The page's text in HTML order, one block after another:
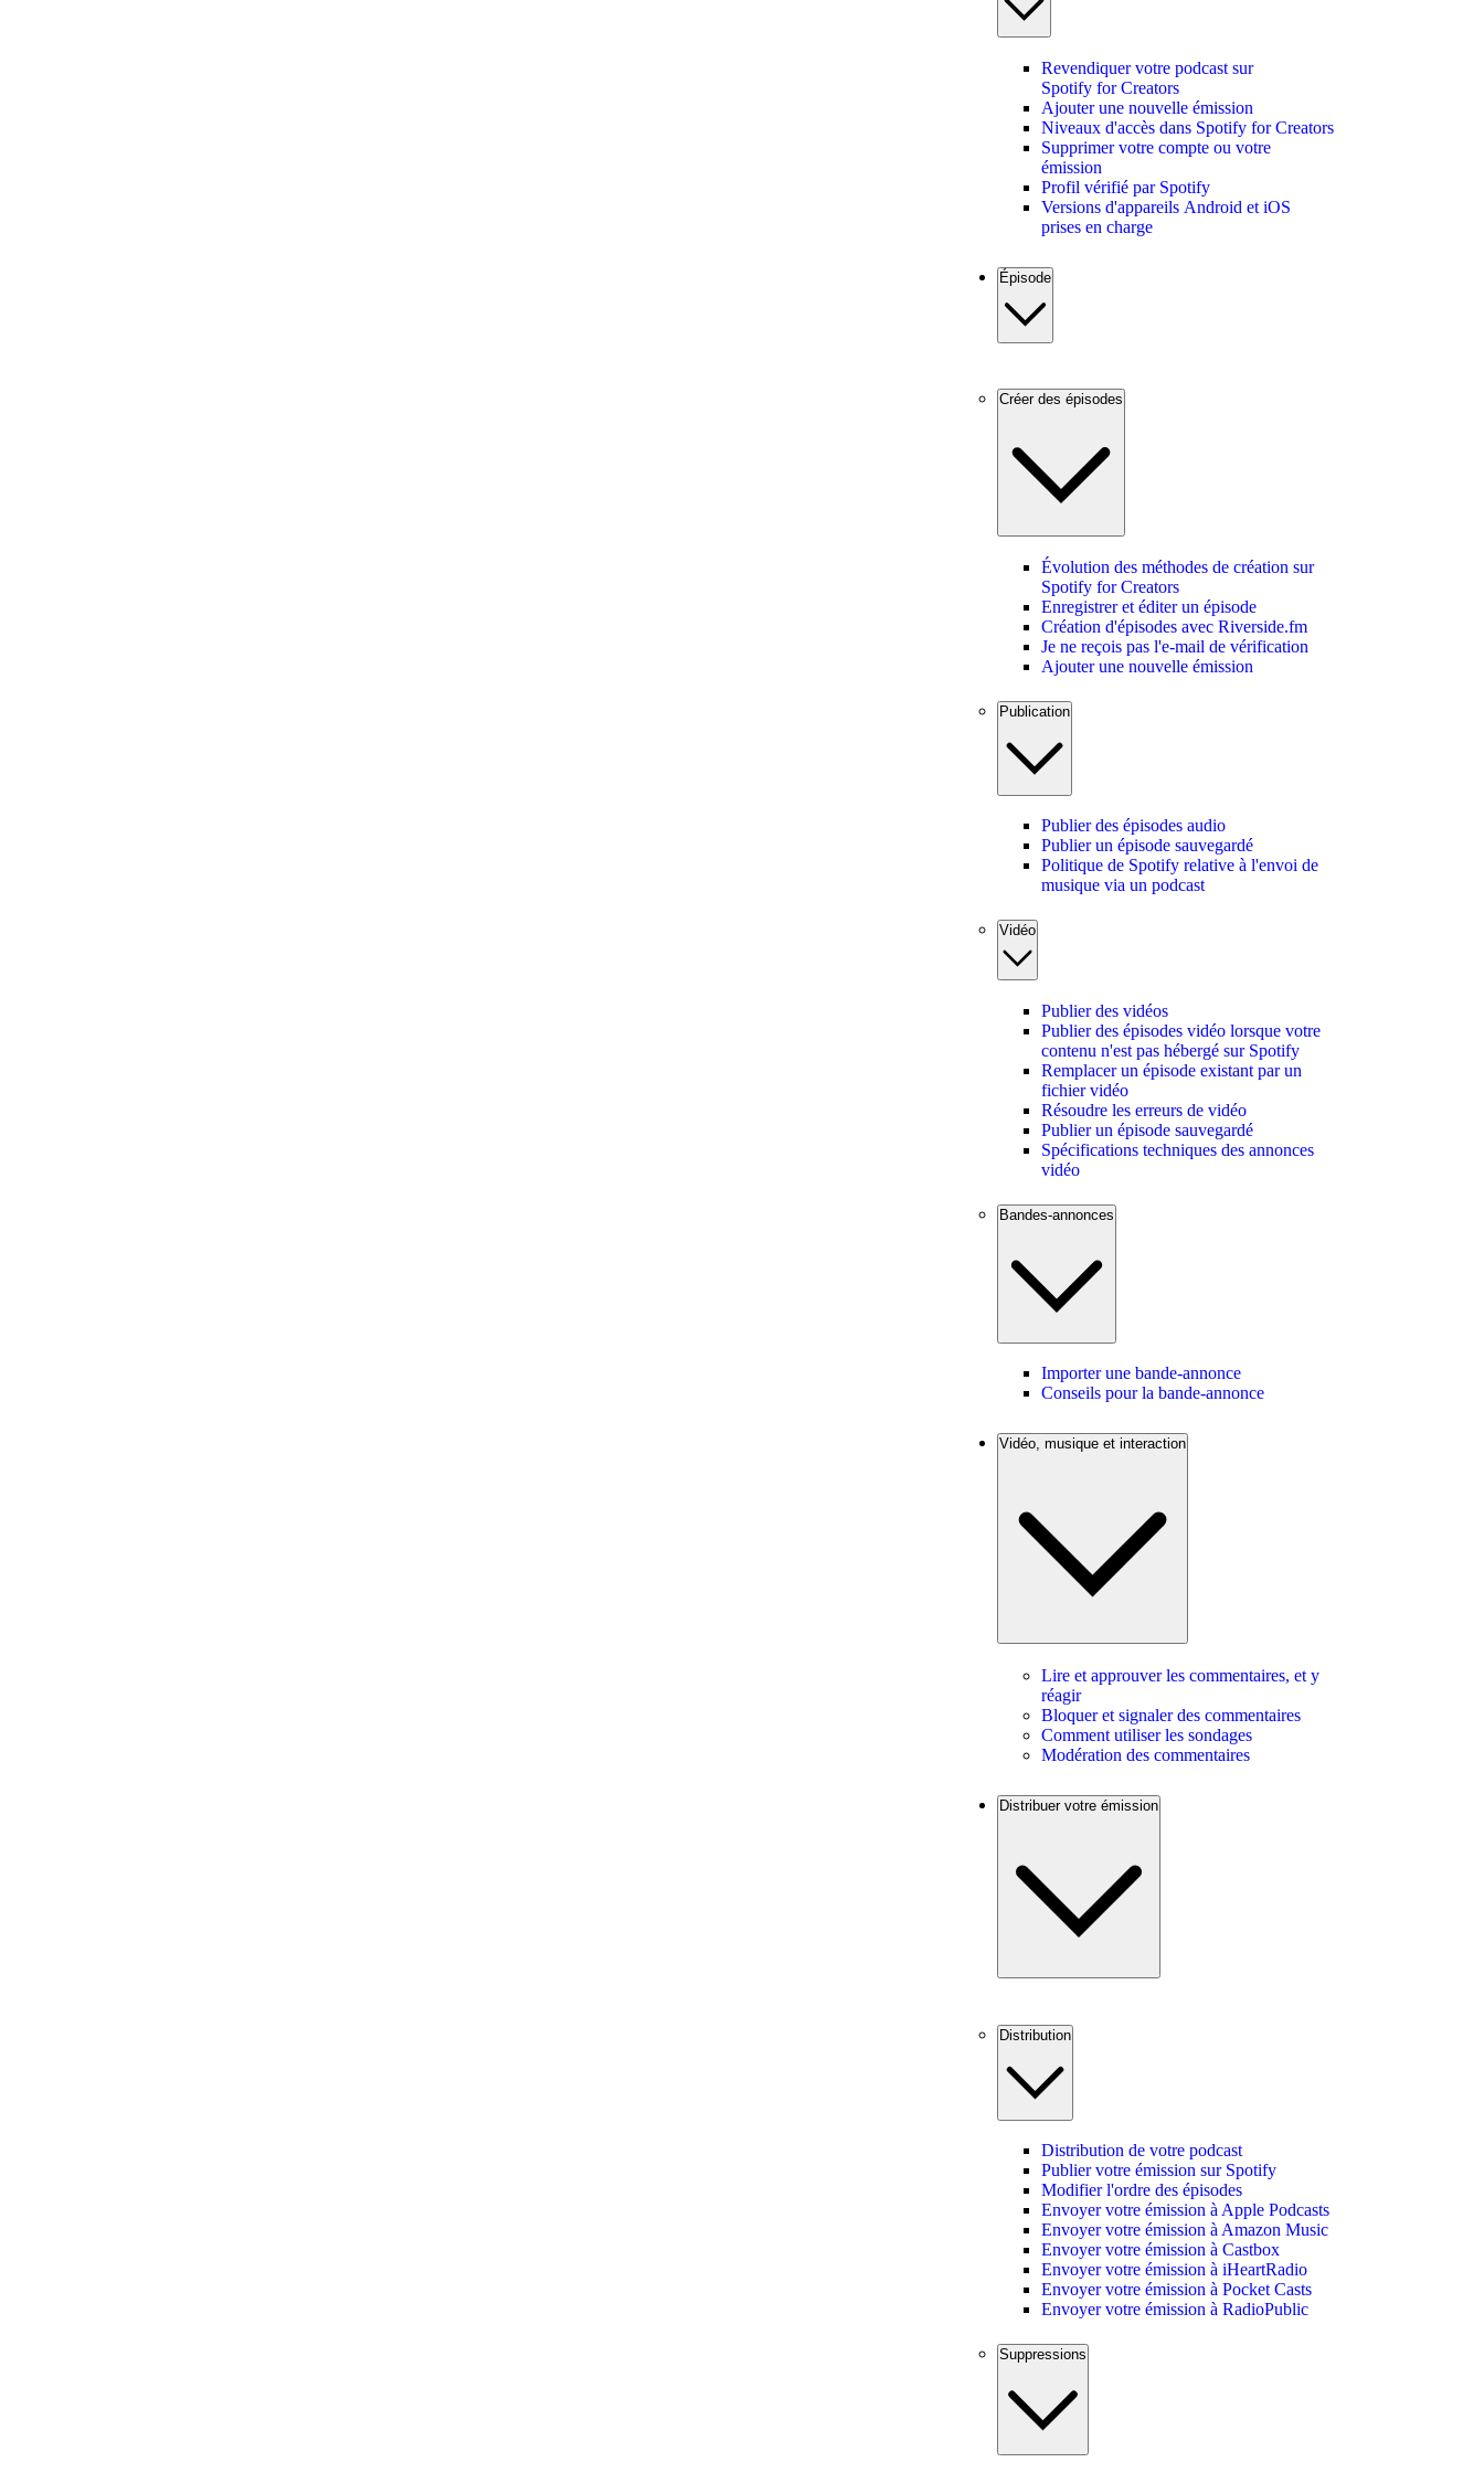
Revendiquer votre podcast sur
Spotify for Creators
Ajouter une nouvelle émission
Niveaux d'accès dans Spotify for Creators
Supprimer votre compte ou votre
émission
Profil vérifié par Spotify
Versions d'appareils Android et iOS
prises en charge
Épisode
Créer des épisodes
Évolution des méthodes de création sur
Spotify for Creators
Enregistrer et éditer un épisode
Création d'épisodes avec Riverside.fm
Je ne reçois pas l'e-mail de vérification
Ajouter une nouvelle émission
Publication
Publier des épisodes audio
Publier un épisode sauvegardé
Politique de Spotify relative à l'envoi de
musique via un podcast
Vidéo
Publier des vidéos
Publier des épisodes vidéo lorsque votre
contenu n'est pas hébergé sur Spotify
Remplacer un épisode existant par un
fichier vidéo
Résoudre les erreurs de vidéo
Publier un épisode sauvegardé
Spécifications techniques des annonces
vidéo
Bandes-annonces
Importer une bande-annonce
Conseils pour la bande-annonce
Vidéo, musique et interaction
Lire et approuver les commentaires, et y
réagir
Bloquer et signaler des commentaires
Comment utiliser les sondages
Modération des commentaires
Distribuer votre émission
Distribution
Distribution de votre podcast
Publier votre émission sur Spotify
Modifier l'ordre des épisodes
Envoyer votre émission à Apple Podcasts
Envoyer votre émission à Amazon Music
Envoyer votre émission à Castbox
Envoyer votre émission à iHeartRadio
Envoyer votre émission à Pocket Casts
Envoyer votre émission à RadioPublic
Suppressions